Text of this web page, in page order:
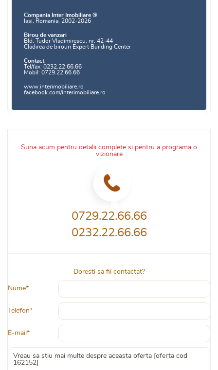
Suna acum pentru detalii complete si pentru a programa o
vizionare
0729.22.66.66
0232.22.66.66
Doresti sa fii contactat?
Nume*
Telefon*
E-mail*
Compania Inter Imobiliare ®
Iasi, Romania, 2002-2026
Birou de vanzari
Bld. Tudor Vladimirescu, nr. 42-44
Cladirea de birouri Expert Building Center
Contact
Tel/fax: 0232.22.66.66
Mobil: 0729.22.66.66
www.interimobiliare.ro
facebook.com/interimobiliare.ro